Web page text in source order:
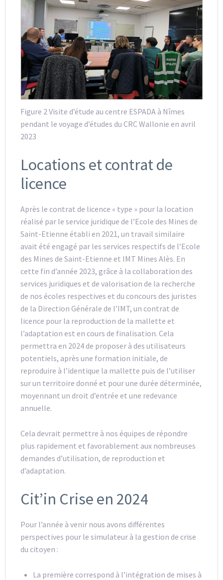
Figure 2 Visite d’étude au centre ESPADA à Nîmes
pendant le voyage d’études du CRC Wallonie en avril
2023
Locations et contrat de
licence
Après le contrat de licence « type » pour la location
réalisé par le service juridique de l’Ecole des Mines de
Saint-Etienne établi en 2021, un travail similaire
avait été engagé par les services respectifs de l’Ecole
des Mines de Saint-Etienne et IMT Mines Alès. En
cette fin d’année 2023, grâce à la collaboration des
services juridiques et de valorisation de la recherche
de nos écoles respectives et du concours des juristes
de la Direction Générale de l’IMT, un contrat de
licence pour la reproduction de la mallette et
l’adaptation est en cours de finalisation. Cela
permettra en 2024 de proposer à des utilisateurs
potentiels, après une formation initiale, de
reproduire à l’identique la mallette puis de l’utiliser
sur un territoire donné et pour une durée déterminée,
moyennant un droit d’entrée et une redevance
annuelle.
Cela devrait permettre à nos équipes de répondre
plus rapidement et favorablement aux nombreuses
demandes d’utilisation, de reproduction et
d’adaptation.
Cit’in Crise en 2024
Pour l’année à venir nous avons différentes
perspectives pour le simulateur à la gestion de crise
du citoyen :
La première correspond à l’intégration de mises à